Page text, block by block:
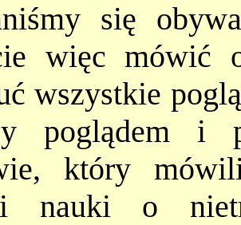
się
więc mówić
wszystkie
poglądem i
który
nauki o